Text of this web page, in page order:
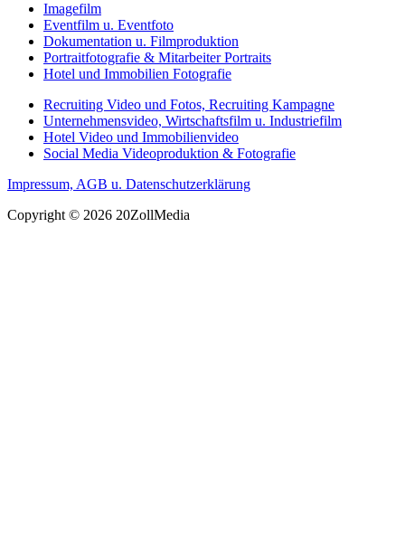
Imagefilm
Eventfilm u. Eventfoto
Dokumentation u. Filmproduktion
Portraitfotografie & Mitarbeiter Portraits
Hotel und Immobilien Fotografie
Recruiting Video und Fotos, Recruiting Kampagne
Unternehmensvideo, Wirtschaftsfilm u. Industriefilm
Hotel Video und Immobilienvideo
Social Media Videoproduktion & Fotografie
Impressum, AGB u. Datenschutzerklärung
Copyright © 2026 20ZollMedia